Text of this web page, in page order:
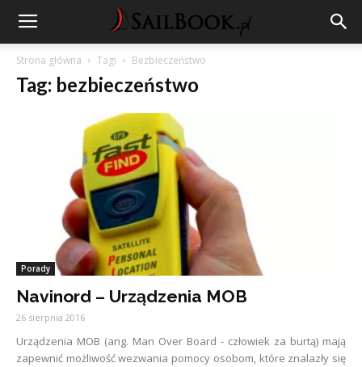
Strona główna Tagi Bezbieczeństwo
Tag: bezbieczeństwo
Porady
Navinord – Urządzenia MOB
26 sierpnia 2016
Urządzenia MOB (ang. Man Over Board - człowiek za burtą) mają
zapewnić możliwość wezwania pomocy osobom, które znalazły się